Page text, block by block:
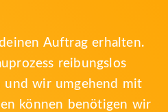
Auftrag erhalten.
reibungslos
wir umgehend mit
können benötigen wir